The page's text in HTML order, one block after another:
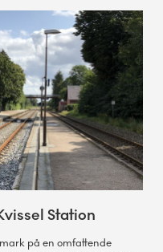
Station
på en omfattende